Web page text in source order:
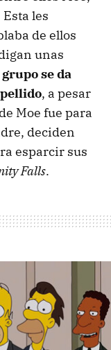
les
de ellos
unas
se da
, a pesar
Moe fue para
deciden
esparcir sus
Falls.